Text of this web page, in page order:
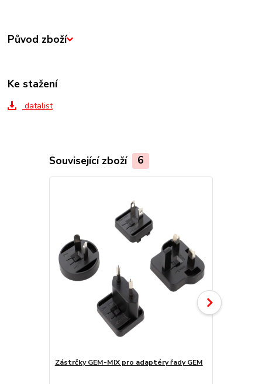
Původ zboží
Ke stažení
datalist
Související zboží 6
Zástrčky GEM-MIX pro adaptéry řady GEM